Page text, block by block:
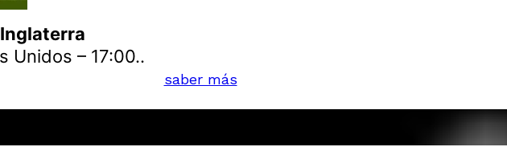
Unidos – 17:00..
saber más